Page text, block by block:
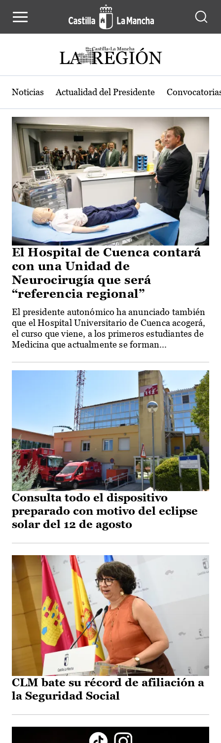
Actualidad de la región de Castilla-
Noticias Actualidad del Presidente
El Hospital de Cuenca contará
con una Unidad de
Neurocirugía que será
“referencia regional”
El presidente autonómico ha anunciado también
que el Hospital Universitario de Cuenca acogerá,
el curso que viene, a los primeros estudiantes de
Medicina que actualmente se forman...
Consulta todo el dispositivo
preparado con motivo del eclipse
solar del 12 de agosto
CLM bate su récord de afiliación a
la Seguridad Social